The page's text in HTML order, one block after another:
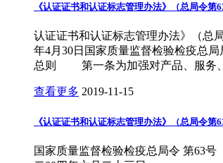
《认证证书和认证标志管理办法》（总局令第
认证证书和认证标志管理办法》
年4月30日国家质量监督检验检疫
总则 第一条为加强对产品、服务
查看更多 2019-11-15
《认证证书和认证标志管理办法》（总局令第
国家质量监督检验检疫总局令 第63